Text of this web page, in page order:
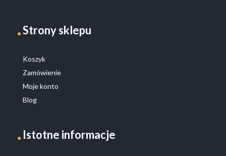
Strony sklepu
Koszyk
Zamówienie
Moje konto
Blog
Istotne informacje